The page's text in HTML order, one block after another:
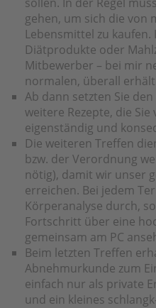
gehen, um sich die von
Lebensmittel zu kaufen.
Diätprodukte oder
Mitbewerber – bei mir
normalen, überall
Ab dann setzten Sie
weitere Rezepte, die
eigenständig und
Die weiteren Treffen
bzw. der Verordnung
nötig), damit wir unser
erreichen. Bei jedem
Körperanalyse durch,
Fortschritt über eine
gemeinsam am PC
Beim letzten Treffen
Abnehmurkunde zum
einfach nur als private
und ein kleines